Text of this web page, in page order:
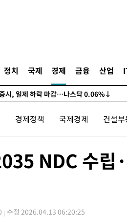
정치 국제 경제 금융 산업
시, 일제 하락 마감…나스닥 0.06%↓
, 美 원정출산 금지 행정명령 서명
시, 일제 하락 마감…나스닥 0.06%↓
서 "적국 목표물들"과 대치로 남부 케슘
리실리콘 수입 규제…파생제품 15% 관세,
경제정책 국제경제 건설
NDC 수립
수정 2026.04.13 06:20:25